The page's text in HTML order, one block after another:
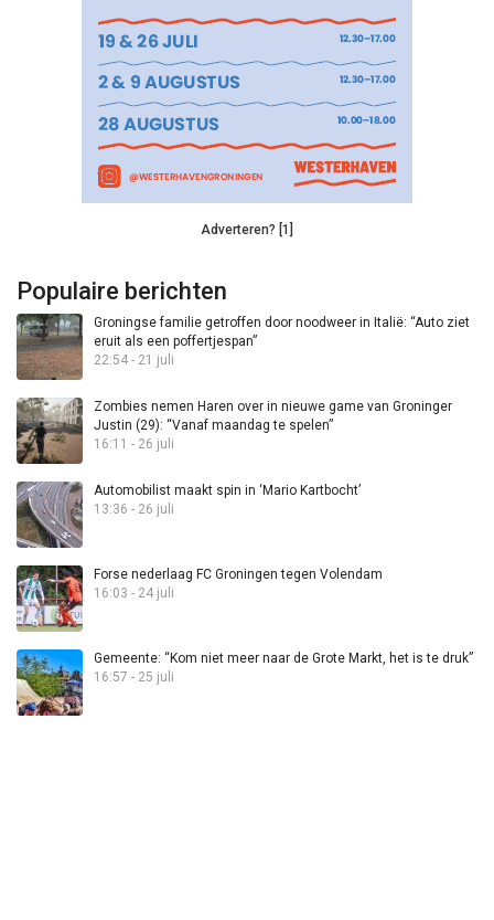
Adverteren? [1]
Populaire berichten
Groningse familie getroffen door noodweer in Italië: “Auto ziet
eruit als een poffertjespan”
22:54 - 21 juli
Zombies nemen Haren over in nieuwe game van Groninger
Justin (29): “Vanaf maandag te spelen”
16:11 - 26 juli
Automobilist maakt spin in ‘Mario Kartbocht’
13:36 - 26 juli
Forse nederlaag FC Groningen tegen Volendam
16:03 - 24 juli
Gemeente: “Kom niet meer naar de Grote Markt, het is te druk”
16:57 - 25 juli